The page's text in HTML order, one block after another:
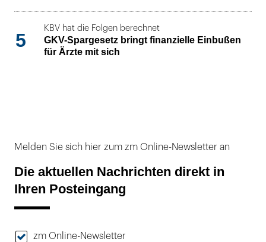
5
KBV hat die Folgen berechnet
GKV-Spargesetz bringt finanzielle Einbußen
für Ärzte mit sich
Melden Sie sich hier zum zm Online-Newsletter an
Die aktuellen Nachrichten direkt in
Ihren Posteingang
zm Online-Newsletter